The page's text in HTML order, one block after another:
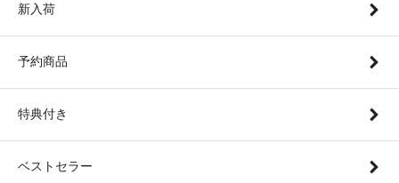
新入荷
予約商品
特典付き
ベストセラー